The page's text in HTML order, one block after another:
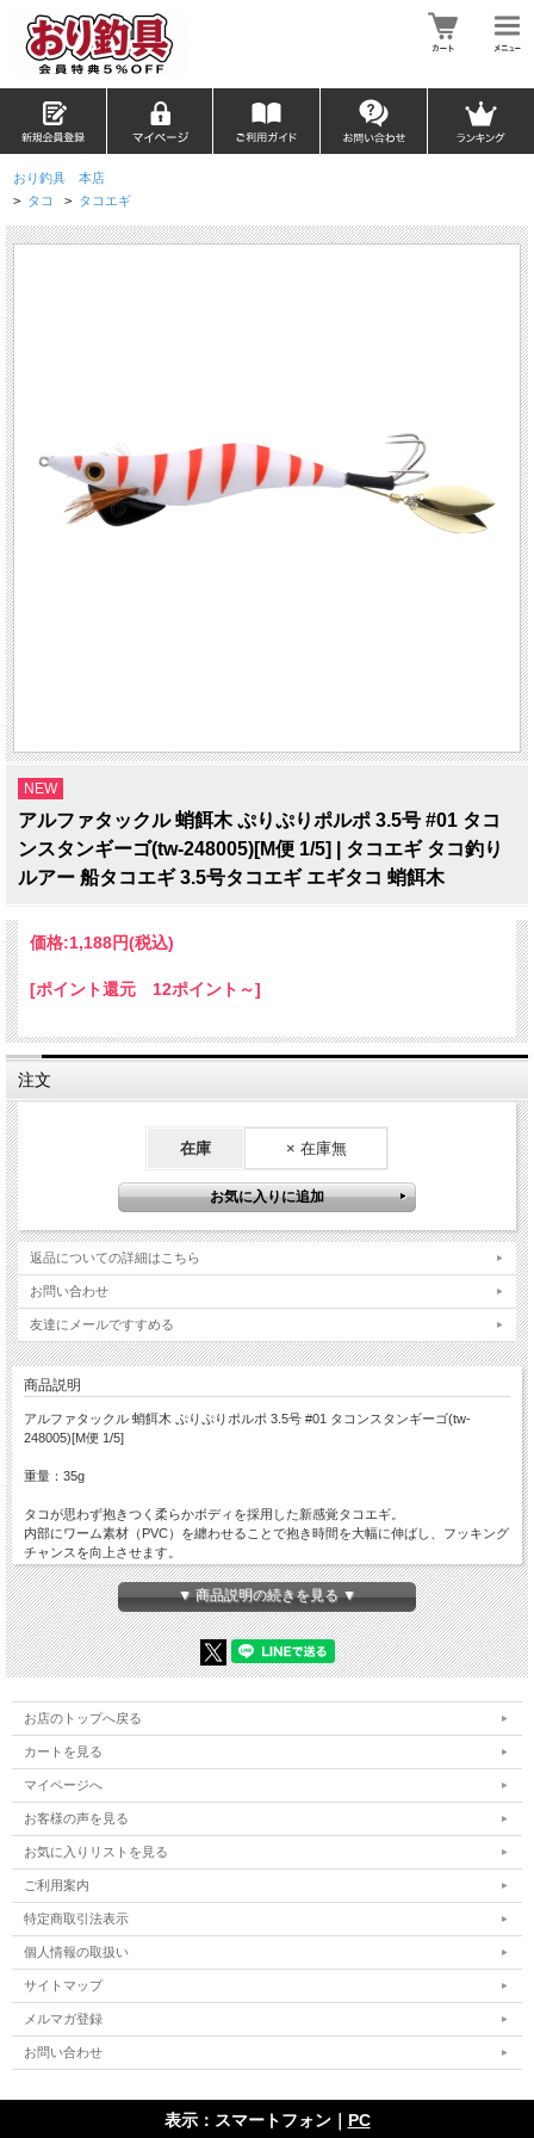
おり釣具 本店
> タコ > タコエギ
NEW
アルファタックル 蛸餌木 ぷりぷりポルポ 3.5号 #01 タコ
ンスタンギーゴ(tw-248005)[M便 1/5] | タコエギ タコ釣り
ルアー 船タコエギ 3.5号タコエギ エギタコ 蛸餌木
価格:1,188円(税込)
[ポイント還元 12ポイント～]
注文
在庫 × 在庫無
返品についての詳細はこちら
お問い合わせ
友達にメールですすめる
商品説明
アルファタックル 蛸餌木 ぷりぷりポルポ 3.5号 #01 タコンスタンギーゴ(tw-
248005)[M便 1/5]
重量：35g
タコが思わず抱きつく柔らかボディを採用した新感覚タコエギ。
内部にワーム素材（PVC）を纏わせることで抱き時間を大幅に伸ばし、フッキング
チャンスを向上させます。
さらにラトル音と2枚のブレードによるフラッシングで広範囲へ強力アピール。
環境に配慮した3本針仕様を採用し、実釣性能と扱いやすさを両立しました。
状況に応じて選べる全8色展開の実戦派モデルです。
※共通画像を使用しています。
▼ 商品説明の続きを見る ▼
お店のトップへ戻る
カートを見る
マイページへ
お客様の声を見る
お気に入りリストを見る
ご利用案内
特定商取引法表示
個人情報の取扱い
サイトマップ
メルマガ登録
お問い合わせ
表示：スマートフォン｜ PC